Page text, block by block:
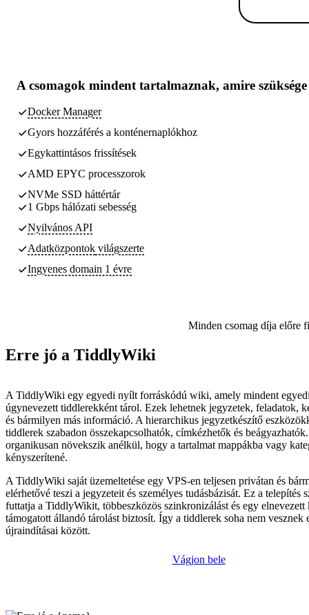
A csomagok mindent tartalmaznak, amire
Docker Manager
Gyors hozzáférés a konténernaplókhoz
Egykattintásos frissítések
AMD EPYC processzorok
NVMe SSD háttértár
1 Gbps hálózati sebesség
Nyilvános API
Adatközpontok világszerte
Ingyenes domain 1 évre
Minden csomag díja előre
Erre jó a TiddlyWiki
A TiddlyWiki egy egyedi nyílt forráskódú wiki, amely mindent
úgynevezett tiddlerekként tárol. Ezek lehetnek jegyzetek, feladatok,
és bármilyen más információ. A hierarchikus jegyzetkészítő
tiddlerek szabadon összekapcsolhatók, címkézhetők és
organikusan növekszik anélkül, hogy a tartalmat mappákba vagy
kényszerítené.
A TiddlyWiki saját üzemeltetése egy VPS-en teljesen privátan és
elérhetővé teszi a jegyzeteit és személyes tudásbázisát. Ez a telepítés
futtatja a TiddlyWikit, többeszközös szinkronizálást és egy elnevezett
támogatott állandó tárolást biztosít. Így a tiddlerek soha nem vesznek
újraindításai között.
Vágjon bele